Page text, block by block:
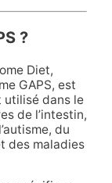
?
Diet,
GAPS, est
utilisé dans le
de l’intestin,
du
des maladies